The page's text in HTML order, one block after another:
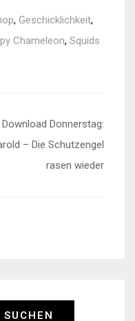
, Geschicklichkeit,
Chameleon, Squids
Download Donnerstag:
– Die Schutzengel
rasen wieder